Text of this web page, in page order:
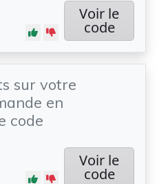
Voir le
code
sur votre
en
code
Voir le
code